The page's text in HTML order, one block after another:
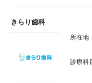
きらり歯科
所在地
診療科